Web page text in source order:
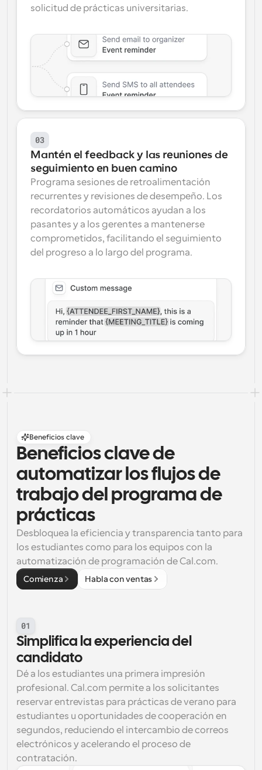
solicitud de prácticas universitarias.
03
Mantén el feedback y las reuniones de
seguimiento en buen camino
Programa sesiones de retroalimentación
recurrentes y revisiones de desempeño. Los
recordatorios automáticos ayudan a los
pasantes y a los gerentes a mantenerse
comprometidos, facilitando el seguimiento
del progreso a lo largo del programa.
Beneficios clave
Beneficios clave de
automatizar los flujos de
trabajo del programa de
prácticas
Desbloquea la eficiencia y transparencia tanto para
los estudiantes como para los equipos con la
automatización de programación de Cal.com.
Comienza Habla con ventas
01
Simplifica la experiencia del
candidato
Dé a los estudiantes una primera impresión
profesional. Cal.com permite a los solicitantes
reservar entrevistas para prácticas de verano para
estudiantes u oportunidades de cooperación en
segundos, reduciendo el intercambio de correos
electrónicos y acelerando el proceso de
contratación.